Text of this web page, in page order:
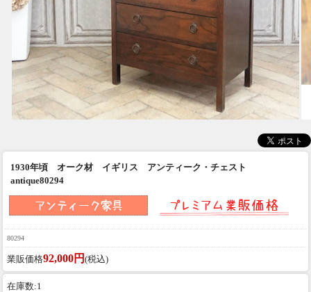
1930年頃 オーク材 イギリス アンティーク・チェスト
antique80294
80294
業販価格92,000円 (税込)
在庫数:1